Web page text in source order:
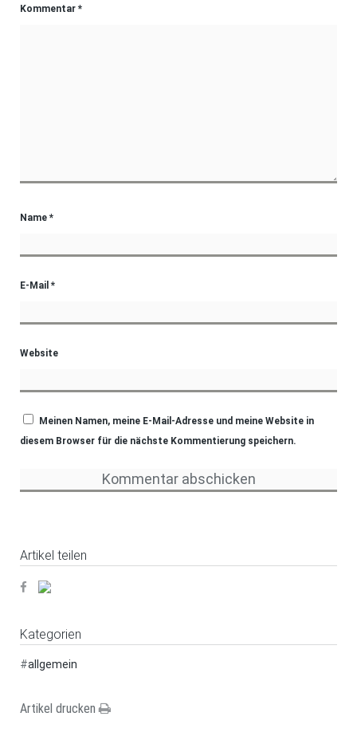
Kommentar *
Name *
E-Mail *
Website
Meinen Namen, meine E-Mail-Adresse und meine Website in
diesem Browser für die nächste Kommentierung speichern.
Artikel teilen
Kategorien
#allgemein
Artikel drucken